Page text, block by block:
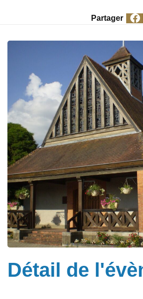
Partager
Détail de